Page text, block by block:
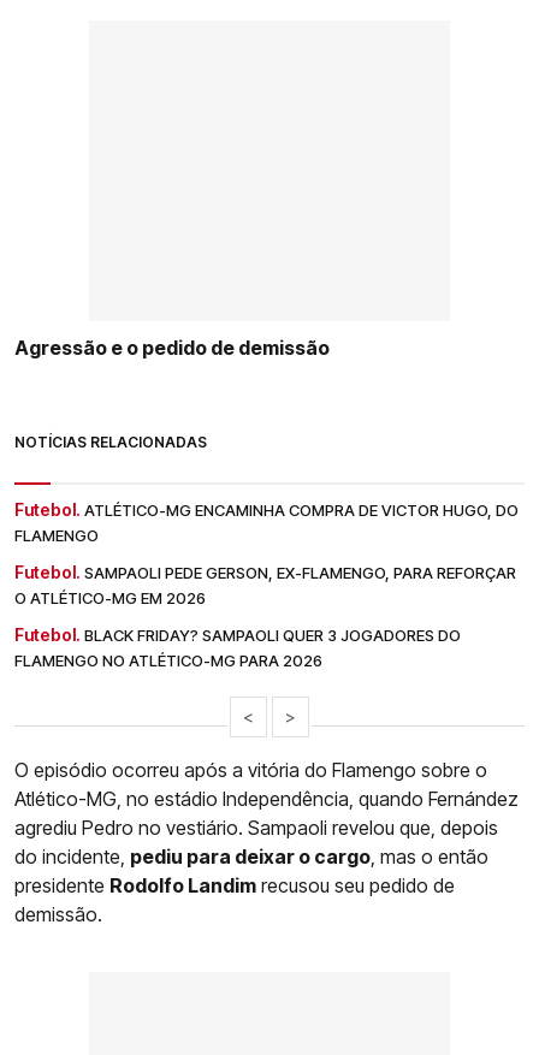
Agressão e o pedido de demissão
NOTÍCIAS RELACIONADAS
Futebol. ATLÉTICO-MG ENCAMINHA COMPRA DE VICTOR HUGO, DO
FLAMENGO
Futebol. SAMPAOLI PEDE GERSON, EX-FLAMENGO, PARA REFORÇAR
O ATLÉTICO-MG EM 2026
Futebol. BLACK FRIDAY? SAMPAOLI QUER 3 JOGADORES DO
FLAMENGO NO ATLÉTICO-MG PARA 2026
< >
O episódio ocorreu após a vitória do Flamengo sobre o
Atlético-MG, no estádio Independência, quando Fernández
agrediu Pedro no vestiário. Sampaoli revelou que, depois
do incidente, pediu para deixar o cargo, mas o então
presidente Rodolfo Landim recusou seu pedido de
demissão.